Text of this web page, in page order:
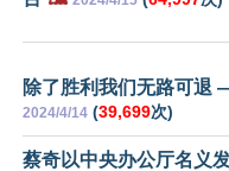
除了胜利我们无路可退
2024/4/14 (39,699次)
蔡奇以中央办公厅名义